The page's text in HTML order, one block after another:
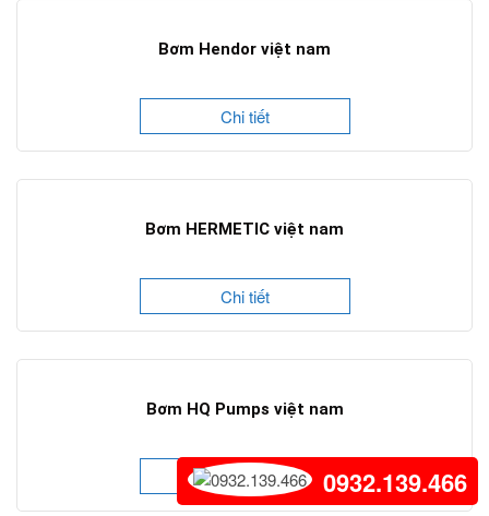
Bơm Hendor việt nam
Chi tiết
Bơm HERMETIC việt nam
Chi tiết
Bơm HQ Pumps việt nam
Chi tiết 0932.139.466